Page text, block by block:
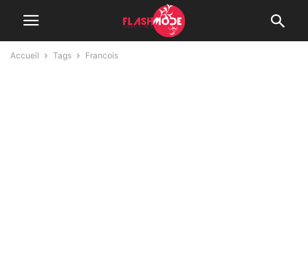
Accueil Tags Francois